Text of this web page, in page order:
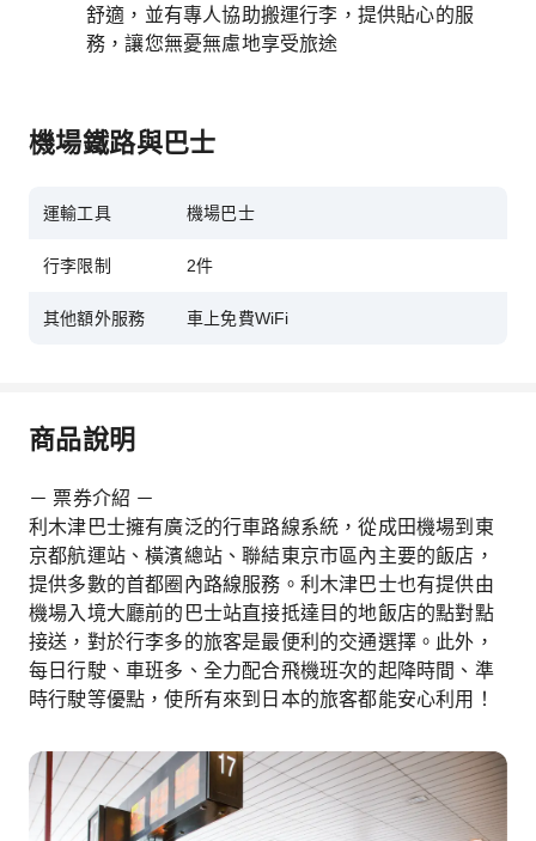
舒適，並有專人協助搬運行李，提供貼心的服
務，讓您無憂無慮地享受旅途
機場鐵路與巴士
運輸工具 機場巴士
行李限制 2件
其他額外服務 車上免費WiFi
商品說明
－ 票券介紹 －
利木津巴士擁有廣泛的行車路線系統，從成田機場到東
京都航運站、橫濱總站、聯結東京市區內主要的飯店，
提供多數的首都圈內路線服務。利木津巴士也有提供由
機場入境大廳前的巴士站直接抵達目的地飯店的點對點
接送，對於行李多的旅客是最便利的交通選擇。此外，
每日行駛、車班多、全力配合飛機班次的起降時間、準
時行駛等優點，使所有來到日本的旅客都能安心利用！